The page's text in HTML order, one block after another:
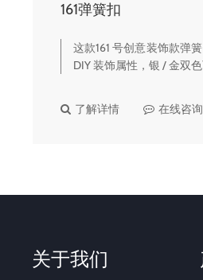
161弹簧扣
这款161 号创意装饰款弹
DIY 装饰属性，银 / 金双
🔹 核心产品亮点双色轻
两种镜面电镀色，…
了解详情 在线咨询
关于我们